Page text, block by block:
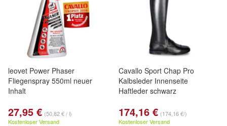
leovet Power Phaser
Fliegenspray 550ml neuer
Inhalt
27,95 € (50,82 € / l)
Kostenloser Versand
Cavallo Sport Chap Pro
Kalbsleder Innenseite
Haftleder schwarz
174,16 € (174,16 €/)
Kostenloser Versand